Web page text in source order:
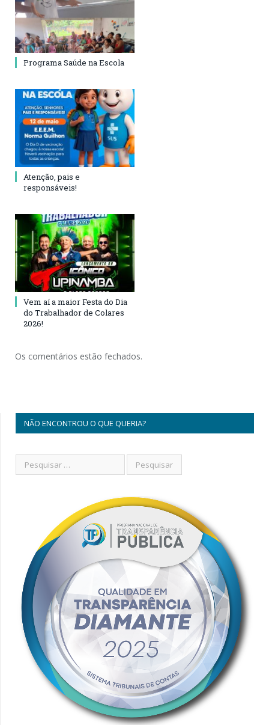
Programa Saúde na Escola
Atenção, pais e
responsáveis!
Vem aí a maior Festa do Dia
do Trabalhador de Colares
2026!
Os comentários estão fechados.
NÃO ENCONTROU O QUE QUERIA?